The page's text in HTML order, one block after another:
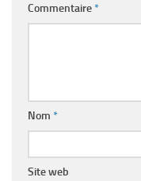
Commentaire*
Nom *
Site web